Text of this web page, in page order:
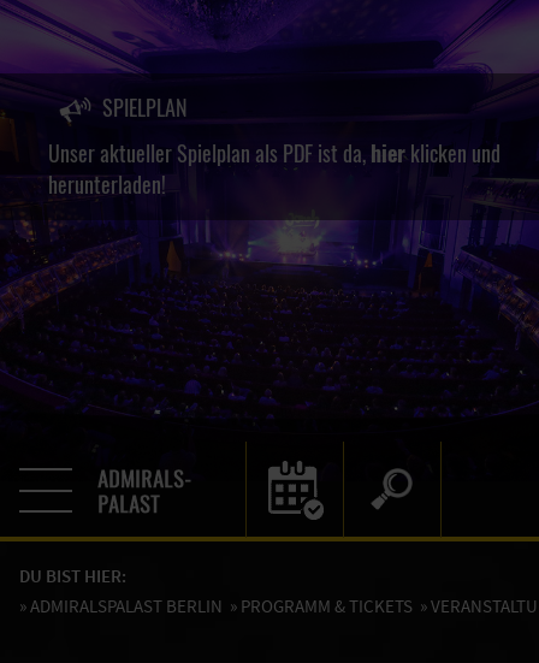
SPIELPLAN
Unser aktueller Spielplan als PDF ist da,hierklicken und
herunterladen!
DU BIST HIER:
»ADMIRALSPALAST BERLIN » PROGRAMM & TICKETS »